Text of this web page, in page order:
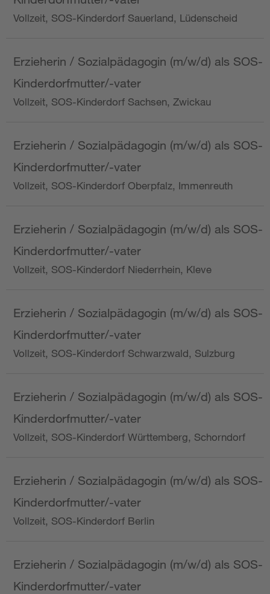
Vollzeit, SOS-Kinderdorf Sauerland, Lüdenscheid
Erzieherin / Sozialpädagogin (m/w/d) als SOS-
Kinderdorfmutter/-vater
Vollzeit, SOS-Kinderdorf Sachsen, Zwickau
Erzieherin / Sozialpädagogin (m/w/d) als SOS-
Kinderdorfmutter/-vater
Vollzeit, SOS-Kinderdorf Oberpfalz, Immenreuth
Erzieherin / Sozialpädagogin (m/w/d) als SOS-
Kinderdorfmutter/-vater
Vollzeit, SOS-Kinderdorf Niederrhein, Kleve
Erzieherin / Sozialpädagogin (m/w/d) als SOS-
Kinderdorfmutter/-vater
Vollzeit, SOS-Kinderdorf Schwarzwald, Sulzburg
Erzieherin / Sozialpädagogin (m/w/d) als SOS-
Kinderdorfmutter/-vater
Vollzeit, SOS-Kinderdorf Württemberg, Schorndorf
Erzieherin / Sozialpädagogin (m/w/d) als SOS-
Kinderdorfmutter/-vater
Vollzeit, SOS-Kinderdorf Berlin
Erzieherin / Sozialpädagogin (m/w/d) als SOS-
Kinderdorfmutter/-vater